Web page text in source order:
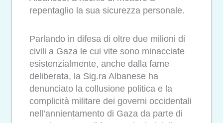
repentaglio la sua sicurezza personale.
Parlando in difesa di oltre due milioni di
civili a Gaza le cui vite sono minacciate
esistenzialmente, anche dalla fame
deliberata, la Sig.ra Albanese ha
denunciato la collusione politica e la
complicità militare dei governi occidentali
nell’annientamento di Gaza da parte di